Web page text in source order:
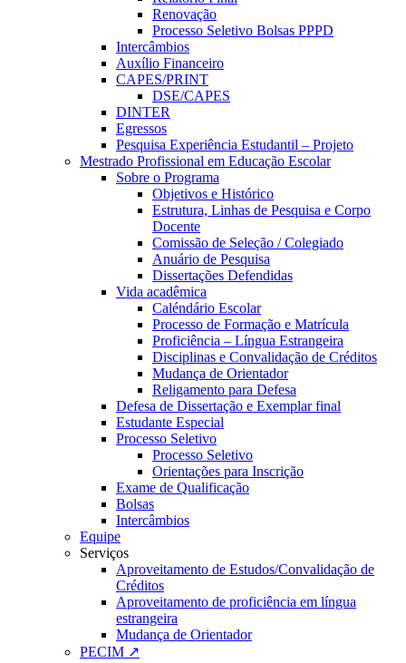
Renovação
Processo Seletivo Bolsas PPPD
Intercâmbios
Auxílio Financeiro
CAPES/PRINT
DSE/CAPES
DINTER
Egressos
Pesquisa Experiência Estudantil – Projeto
Mestrado Profissional em Educação Escolar
Sobre o Programa
Objetivos e Histórico
Estrutura, Linhas de Pesquisa e Corpo
Docente
Comissão de Seleção / Colegiado
Anuário de Pesquisa
Dissertações Defendidas
Vida acadêmica
Caléndário Escolar
Processo de Formação e Matrícula
Proficiência – Língua Estrangeira
Disciplinas e Convalidação de Créditos
Mudança de Orientador
Religamento para Defesa
Defesa de Dissertação e Exemplar final
Estudante Especial
Processo Seletivo
Processo Seletivo
Orientações para Inscrição
Exame de Qualificação
Bolsas
Intercâmbios
Equipe
Serviços
Aproveitamento de Estudos/Convalidação de
Créditos
Aproveitamento de proficiência em língua
estrangeira
Mudança de Orientador
PECIM ↗